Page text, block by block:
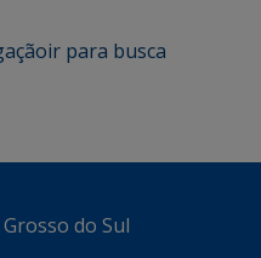
ir para busca
do Sul